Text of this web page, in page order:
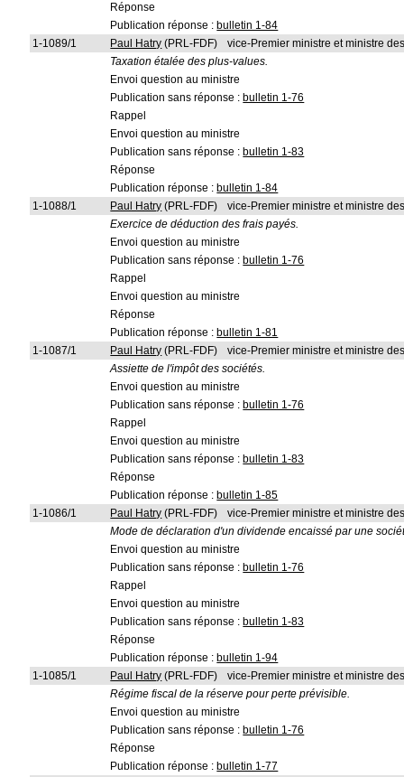
Réponse
Publication réponse : bulletin 1-84
1-1089/1
Paul Hatry (PRL-FDF)
vice-Premier ministre et ministre
Taxation étalée des plus-values.
Envoi question au ministre
Publication sans réponse : bulletin 1-76
Rappel
Envoi question au ministre
Publication sans réponse : bulletin 1-83
Réponse
Publication réponse : bulletin 1-84
1-1088/1
Paul Hatry (PRL-FDF)
vice-Premier ministre et ministre
Exercice de déduction des frais payés.
Envoi question au ministre
Publication sans réponse : bulletin 1-76
Rappel
Envoi question au ministre
Réponse
Publication réponse : bulletin 1-81
1-1087/1
Paul Hatry (PRL-FDF)
vice-Premier ministre et ministre
Assiette de l'impôt des sociétés.
Envoi question au ministre
Publication sans réponse : bulletin 1-76
Rappel
Envoi question au ministre
Publication sans réponse : bulletin 1-83
Réponse
Publication réponse : bulletin 1-85
1-1086/1
Paul Hatry (PRL-FDF)
vice-Premier ministre et ministre
Mode de déclaration d'un dividende encaissé par une
Envoi question au ministre
Publication sans réponse : bulletin 1-76
Rappel
Envoi question au ministre
Publication sans réponse : bulletin 1-83
Réponse
Publication réponse : bulletin 1-94
1-1085/1
Paul Hatry (PRL-FDF)
vice-Premier ministre et ministre
Régime fiscal de la réserve pour perte prévisible.
Envoi question au ministre
Publication sans réponse : bulletin 1-76
Réponse
Publication réponse : bulletin 1-77